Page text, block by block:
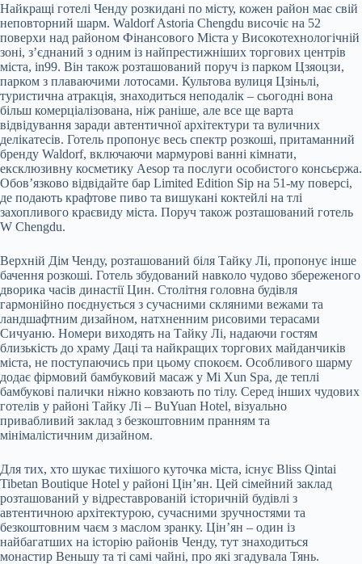
Найкращі готелі Ченду розкидані по місту, кожен район має свій
неповторний шарм. Waldorf Astoria Chengdu височіє на 52
поверхи над районом Фінансового Міста у Високотехнологічній
зоні, з’єднаний з одним із найпрестижніших торгових центрів
міста, in99. Він також розташований поруч із парком Цзяоцзи,
парком з плаваючими лотосами. Культова вулиця Цзіньлі,
туристична атракція, знаходиться неподалік – сьогодні вона
більш комерціалізована, ніж раніше, але все ще варта
відвідування заради автентичної архітектури та вуличних
делікатесів. Готель пропонує весь спектр розкоші, притаманний
бренду Waldorf, включаючи мармурові ванні кімнати,
ексклюзивну косметику Aesop та послуги особистого консьєржа.
Обов’язково відвідайте бар Limited Edition Sip на 51-му поверсі,
де подають крафтове пиво та вишукані коктейлі на тлі
захопливого краєвиду міста. Поруч також розташований готель
W Chengdu.
Верхній Дім Ченду, розташований біля Тайку Лі, пропонує інше
бачення розкоші. Готель збудований навколо чудово збереженого
дворика часів династії Цин. Столітня головна будівля
гармонійно поєднується з сучасними скляними вежами та
ландшафтним дизайном, натхненним рисовими терасами
Сичуаню. Номери виходять на Тайку Лі, надаючи гостям
близькість до храму Даці та найкращих торгових майданчиків
міста, не поступаючись при цьому спокоєм. Особливого шарму
додає фірмовий бамбуковий масаж у Mi Xun Spa, де теплі
бамбукові палички ніжно ковзають по тілу. Серед інших чудових
готелів у районі Тайку Лі – BuYuan Hotel, візуально
привабливий заклад з безкоштовним пранням та
мінімалістичним дизайном.
Для тих, хто шукає тихішого куточка міста, існує Bliss Qintai
Tibetan Boutique Hotel у районі Цін’ян. Цей сімейний заклад
розташований у відреставрованій історичній будівлі з
автентичною архітектурою, сучасними зручностями та
безкоштовним чаєм з маслом зранку. Цін’ян – один із
найбагатших на історію районів Ченду, тут знаходиться
монастир Веньшу та ті самі чайні, про які згадувала Тянь.